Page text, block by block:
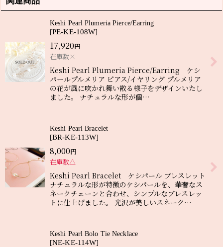
Keshi Pearl Plumeria Pierce/Earring
[PE-KE-108W]
17,920円
在庫数×
Keshi Pearl Plumeria Pierce/Earring ケシ
パールプルメリア ピアス/イヤリング プルメリア
の花が風に吹かれ舞い散る様子をデザインいたし
ました。 ナチュラルな形が個…
Keshi Pearl Bracelet
[BR-KE-113W]
8,000円
在庫数△
Keshi Pearl Bracelet ケシパール ブレスレット
ナチュラルな形が特徴のケシパールを、華奢なス
ネークチェーンと合わせ、シンプルなブレスレッ
トに仕上げました。 光沢が美しいスネーク…
Keshi Pearl Bolo Tie Necklace
[NE-KE-114W]